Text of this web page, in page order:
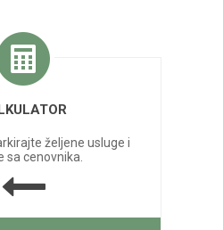
željene usluge i
sa cenovnika.